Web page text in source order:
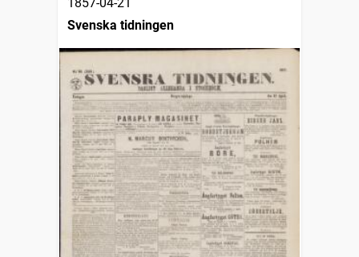
1857-04-21
Svenska tidningen